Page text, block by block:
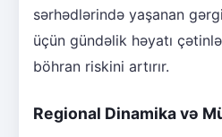
sərhədlərində yaşanan
üçün gündəlik həyatı
böhran riskini artırır.
Regional Dinamika və